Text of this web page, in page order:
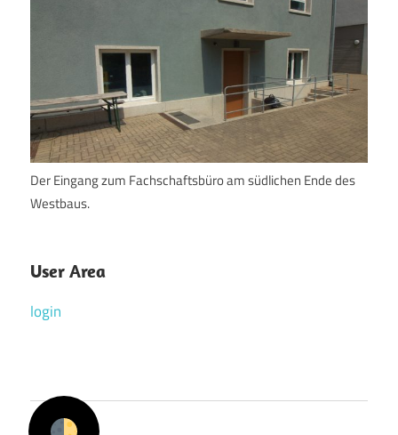
Der Eingang zum Fachschaftsbüro am südlichen Ende des
Westbaus.
User Area
login